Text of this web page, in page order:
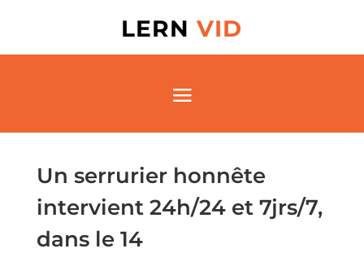
LERNVID
Un serrurier honnête
intervient 24h/24 et 7jrs/7,
dans le 14